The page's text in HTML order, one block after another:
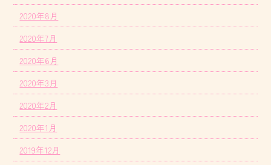
2020年8月
2020年7月
2020年6月
2020年3月
2020年2月
2020年1月
2019年12月